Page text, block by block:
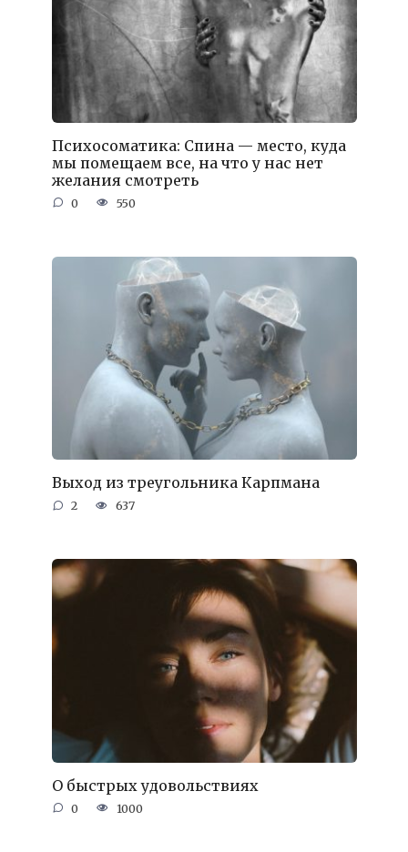
Психосоматика: Спина — место, куда
мы помещаем все, на что у нас нет
желания смотреть
0 550
Выход из треугольника Карпмана
2 637
О быстрых удовольствиях
0 1000